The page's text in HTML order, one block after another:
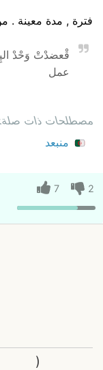
فترة , مدة معينة .
قْعضدْتْ وَحْدْ
عمل
مصطلحات ذات
منبعد
2
7
(